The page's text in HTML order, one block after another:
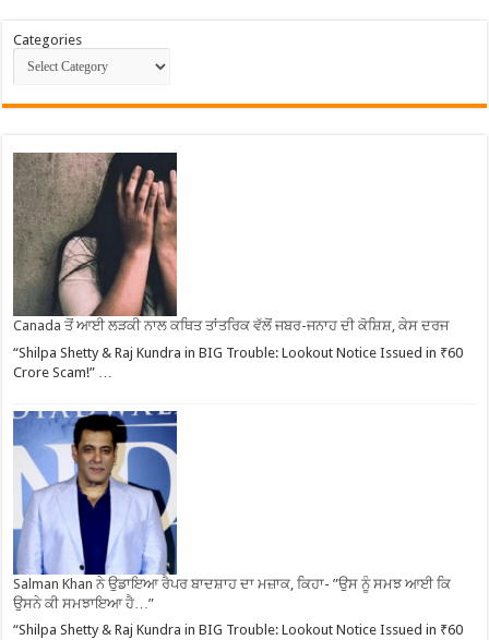
Categories
Canada ਤੋਂ ਆਈ ਲੜਕੀ ਨਾਲ ਕਥਿਤ ਤਾਂਤਰਿਕ ਵੱਲੋਂ ਜਬਰ-ਜਨਾਹ ਦੀ ਕੋਸ਼ਿਸ਼, ਕੇਸ ਦਰਜ
“Shilpa Shetty & Raj Kundra in BIG Trouble: Lookout Notice Issued in ₹60
Crore Scam!” …
Salman Khan ਨੇ ਉਡਾਇਆ ਰੈਪਰ ਬਾਦਸ਼ਾਹ ਦਾ ਮਜ਼ਾਕ, ਕਿਹਾ- ”ਉਸ ਨੂੰ ਸਮਝ ਆਈ ਕਿ
ਉਸਨੇ ਕੀ ਸਮਝਾਇਆ ਹੈ…”
“Shilpa Shetty & Raj Kundra in BIG Trouble: Lookout Notice Issued in ₹60